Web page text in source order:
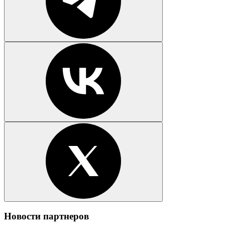
Новости партнеров